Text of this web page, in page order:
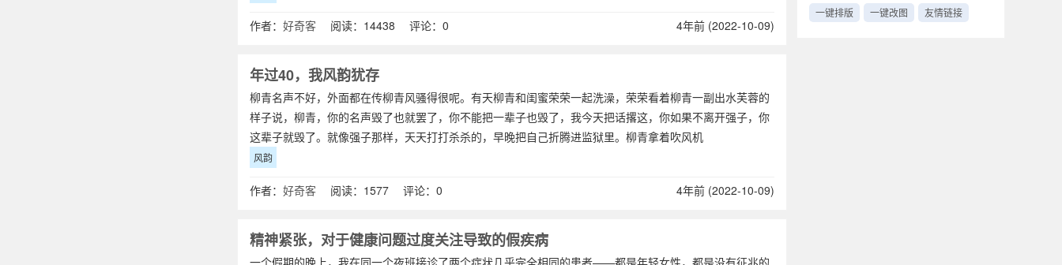
作者： 好奇客 阅读：14438 评论：0 4年前 (2022-10-09)
年过40，我风韵犹存
柳青名声不好，外面都在传柳青风骚得很呢。有天柳青和闺蜜荣荣一起洗澡，荣荣看着柳青一副出水芙蓉的
样子说，柳青，你的名声毁了也就罢了，你不能把一辈子也毁了，我今天把话撂这，你如果不离开强子，你
这辈子就毁了。就像强子那样，天天打打杀杀的，早晚把自己折腾进监狱里。柳青拿着吹风机
风韵
作者： 好奇客 阅读：1577 评论：0 4年前 (2022-10-09)
精神紧张，对于健康问题过度关注导致的假疾病
一个假期的晚上，我在同一个夜班接诊了两个症状几乎完全相同的患者——都是年轻女性，都是没有征兆的
一键排版
一键改图 友情链接